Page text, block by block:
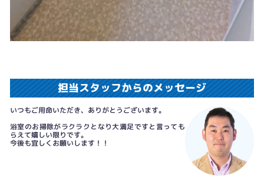
担当スタッフからのメッセージ
いつもご用命いただき、ありがとうございます。
浴室のお掃除がラクラクとなり大満足ですと言っても
らえて嬉しい限りです。
今後も宜しくお願いします！！